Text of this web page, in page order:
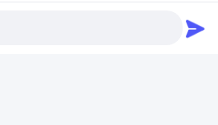
LianXi-Dorfs, Dongpu-Stadt, Tianhe-